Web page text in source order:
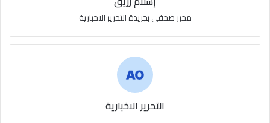
محرر صحفي بجريدة التحرير الاخبارية
التحرير الاخبارية